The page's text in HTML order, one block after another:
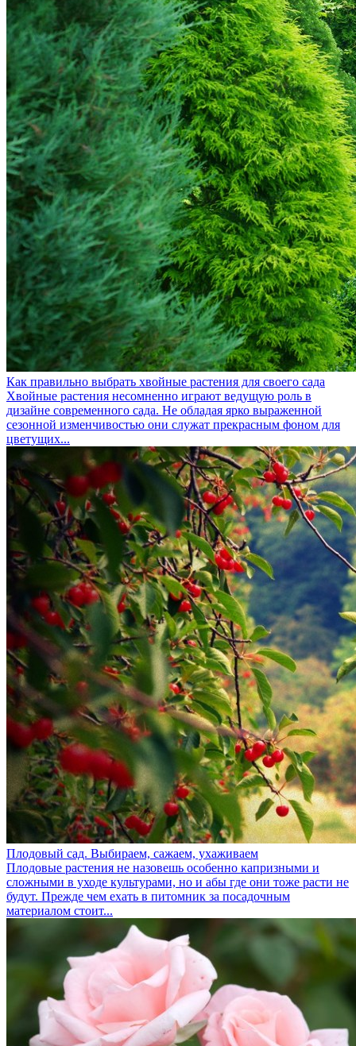
Как правильно выбрать хвойные растения для своего сада
Хвойные растения несомненно играют ведущую роль в
дизайне современного сада. Не обладая ярко выраженной
сезонной изменчивостью они служат прекрасным фоном для
цветущих...
Плодовый сад. Выбираем, сажаем, ухаживаем
Плодовые растения не назовешь особенно капризными и
сложными в уходе культурами, но и абы где они тоже расти не
будут. Прежде чем ехать в питомник за посадочным
материалом стоит...